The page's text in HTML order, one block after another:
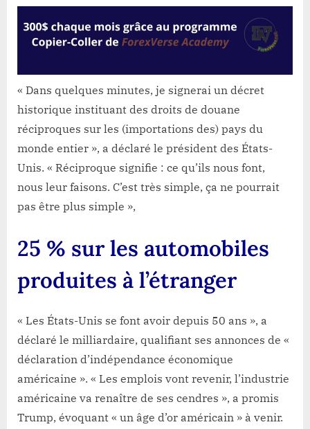
« Dans quelques minutes, je signerai un décret
historique instituant des droits de douane
réciproques sur les (importations des) pays du
monde entier », a déclaré le président des États-
Unis. « Réciproque signifie : ce qu’ils nous font,
nous leur faisons. C’est très simple, ça ne pourrait
pas être plus simple »,
25 % sur les automobiles
produites à l’étranger
« Les États-Unis se font avoir depuis 50 ans », a
déclaré le milliardaire, qualifiant ses annonces de «
déclaration d’indépendance économique
américaine ». « Les emplois vont revenir, l’industrie
américaine va renaître de ses cendres », a promis
Trump, évoquant « un âge d’or américain » à venir.